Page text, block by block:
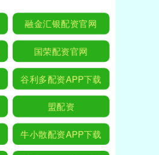
融金汇银配资官网
国荣配资官网
谷利多配资APP下载
盟配资
牛小散配资APP下载